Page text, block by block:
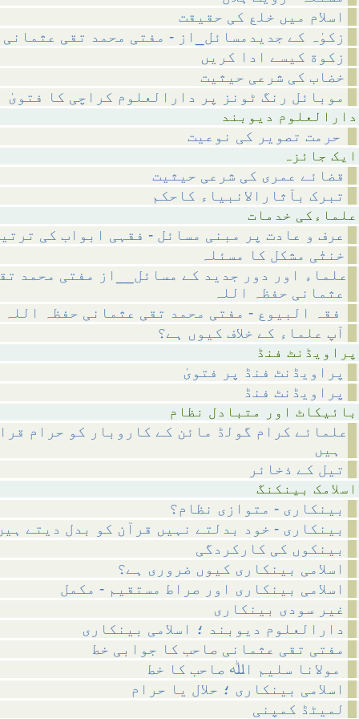
اسلام میں خلع کی حقیقت
زکوٰہ کے جدیدمسائل_از - مفتی محمد تقی عثمانی
زکوة کیسے ادا کریں
خضاب کی شرعی حیثیت
موبائل رنگ ٹونز پر دارالعلوم کراچی کا فتویٰ
قضائے عمری کی شرعی حیثیت
تبرک بآثارالانبیاء کاحکم
عرف و عادت پر مبنی مسائل - فقہی ابواب کی
خنثٰی مشکل کا مسئلہ
علماء اور دور جدید کے مسائل__از مفتی محمد
عثمانی حفظہ اللہ
آپ علماء کے خلاف کیوں ہے؟
پراویڈنٹ فنڈ پر فتویٰ
پراویڈنٹ فنڈ
علمائے کرام گولڈ مائن کے کاروبار کو حرام
تیل کے ذخائر
بینکاری - متوازی نظام؟
بینکاری - خود بدلتے نہیں قرآن کو بدل دیتے
بینکوں کی کارکردگی
اسلامی بینکاری کیوں ضروری ہے؟
اسلامی بینکاری اور صراط مستقیم - مکمل
غیر سودی بینکاری
دارالعلوم دیوبند ؛ اسلامی بینکاری
مفتی تقی عثمانی صاحب کا جوابی خط
اسلامی بینکاری ؛ حلال یا حرام
لمیٹڈ کمپنی